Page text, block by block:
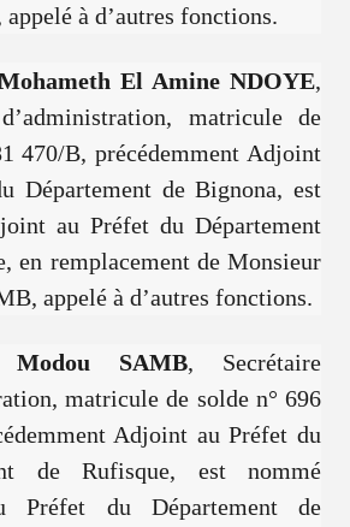
à d’autres fonctions.
El Amine NDOYE,
matricule de
470/B, précédemment Adjoint
Département de Bignona, est
au Préfet du Département
en remplacement de Monsieur
appelé à d’autres fonctions.
Modou SAMB, Secrétaire
matricule de solde n° 696
Adjoint au Préfet du
de Rufisque, est nommé
Préfet du Département de